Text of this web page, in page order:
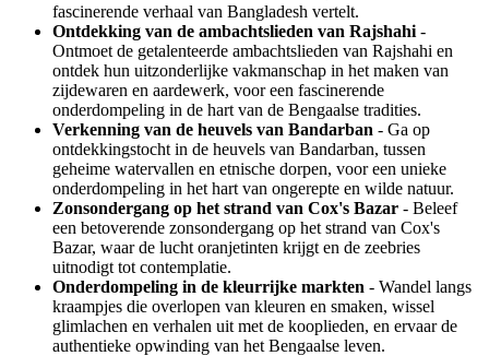
fascinerende verhaal van Bangladesh vertelt.
Ontdekking van de ambachtslieden van Rajshahi -
Ontmoet de getalenteerde ambachtslieden van Rajshahi en
ontdek hun uitzonderlijke vakmanschap in het maken van
zijdewaren en aardewerk, voor een fascinerende
onderdompeling in de hart van de Bengaalse tradities.
Verkenning van de heuvels van Bandarban - Ga op
ontdekkingstocht in de heuvels van Bandarban, tussen
geheime watervallen en etnische dorpen, voor een unieke
onderdompeling in het hart van ongerepte en wilde natuur.
Zonsondergang op het strand van Cox's Bazar - Beleef
een betoverende zonsondergang op het strand van Cox's
Bazar, waar de lucht oranjetinten krijgt en de zeebries
uitnodigt tot contemplatie.
Onderdompeling in de kleurrijke markten - Wandel langs
kraampjes die overlopen van kleuren en smaken, wissel
glimlachen en verhalen uit met de kooplieden, en ervaar de
authentieke opwinding van het Bengaalse leven.